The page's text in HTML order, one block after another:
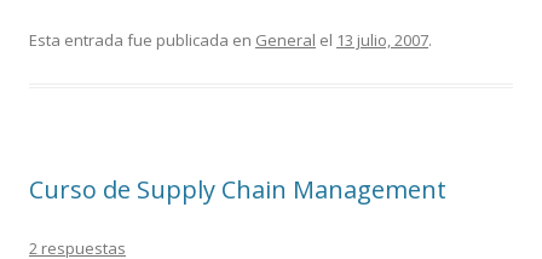
e
k
itt m
r
Esta entrada fue publicada en General el 13 julio, 2007.
Curso de Supply Chain Management
2 respuestas